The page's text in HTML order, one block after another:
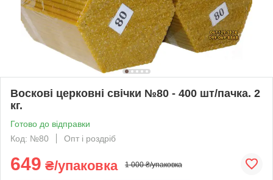
Воскові церковні свічки №80 - 400 шт/пачка. 2
кг.
Готово до відправки
Код: №80
Опт і роздріб
649 ₴/упаковка 1 000 ₴/упаковка